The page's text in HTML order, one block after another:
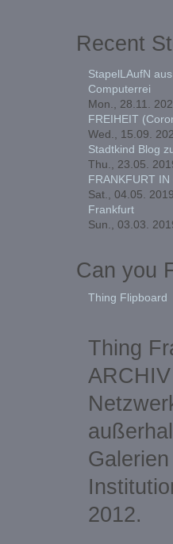
Recent
StapelLAufN
Computerrei
Mon., 28.11.
FREIHEIT
Wed., 15.09.
Stadtkind Blog
Thu., 23.05.
FRANKFURT IN
Sat., 04.05.
Frankfurt
Sun., 03.03.
Can you
Thing Flipboard
Thing
2012.